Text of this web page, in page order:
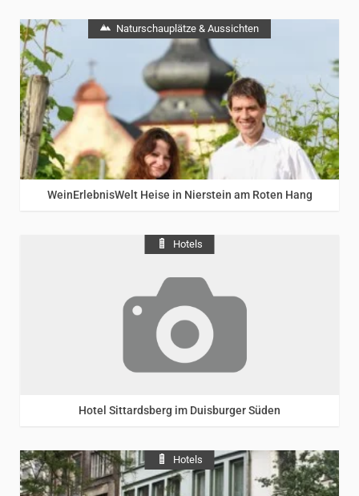
Naturschauplätze & Aussichten
Rheinhessen/Rhein
WeinErlebnisWelt Heise in Nierstein am Roten Hang
Hotels
Rheinhessen/Rhein
Hotel Sittardsberg im Duisburger Süden
Hotels